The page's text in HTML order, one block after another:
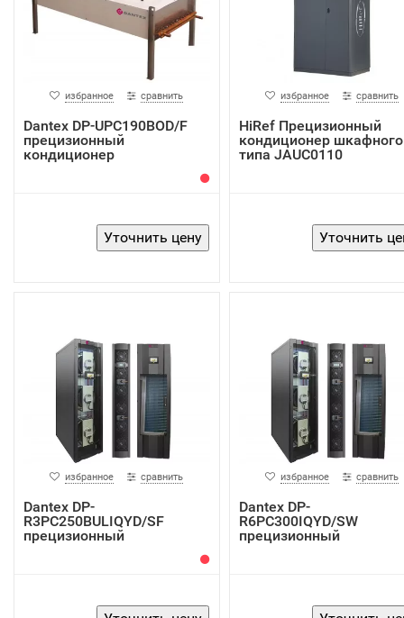
избранное сравнить
Dantex DP-UPC190BOD/F
прецизионный
кондиционер
избранное сравнить
HiRef Прецизионный
кондиционер шкафного
типа JAUC0110
избранное сравнить
Dantex DP-
R3PC250BULIQYD/SF
прецизионный
избранное сравнить
Dantex DP-
R6PC300IQYD/SW
прецизионный